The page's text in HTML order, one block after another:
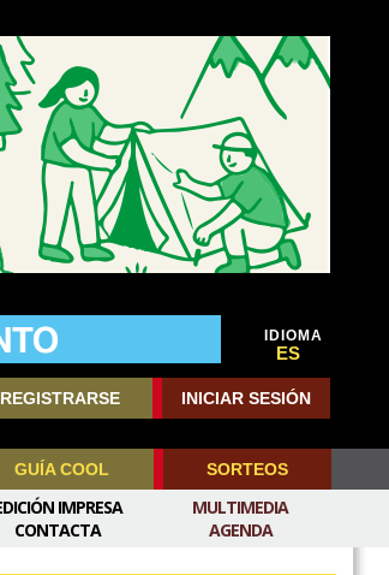
IDIOMA
ES
REGISTRARSE INICIAR SESIÓN
GUÍA COOL SORTEOS
MULTIMEDIA
AGENDA
IMPRESA
CONTACTA